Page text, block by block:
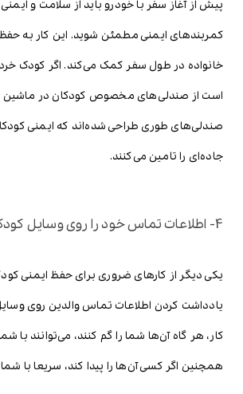
پیش از آغاز سفر با خودرو باید از سلامت و
کمربندهای ایمنی مطمئن شوید. این کار به
خانواده در طول سفر کمک می‌کند. اگر کودک
است از صندلی‌های مخصوص کودکان در ماشین
صندلی‌های طوری طراحی شده‌اند که ایمنی
جاده‌ای را تامین می‌کنند.
4- اطلاعات تماس خود را روی وسایل کودکان بنویسید!
یکی دیگر از کارهای ضروری برای حفظ ایمنی
یادداشت کردن اطلاعات تماس والدین روی
کار، هر گاه آن‌ها شما را گم کنند، می‌توانند با
همچنین اگر کسی آن‌ها را پیدا کند، سریعا با